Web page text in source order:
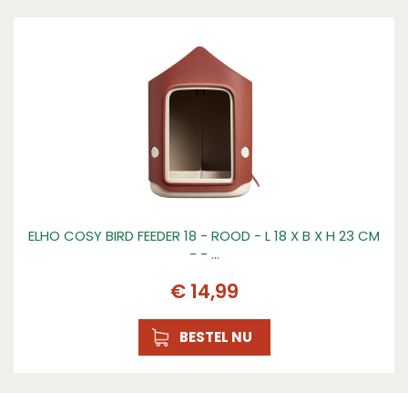
ELHO COSY BIRD FEEDER 18 - ROOD - L 18 X B X H 23 CM
- - …
€ 14,99
BESTEL NU